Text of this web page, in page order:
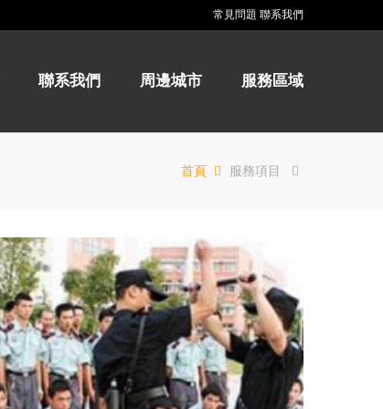
常見問題 聯系我們
聯系我們 周邊城市 服務區域
首頁 服務項目